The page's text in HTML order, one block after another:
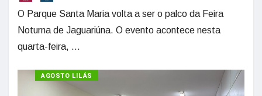
O Parque Santa Maria volta a ser o palco da Feira
Noturna de Jaguariúna. O evento acontece nesta
quarta-feira, ...
AGOSTO LILÁS